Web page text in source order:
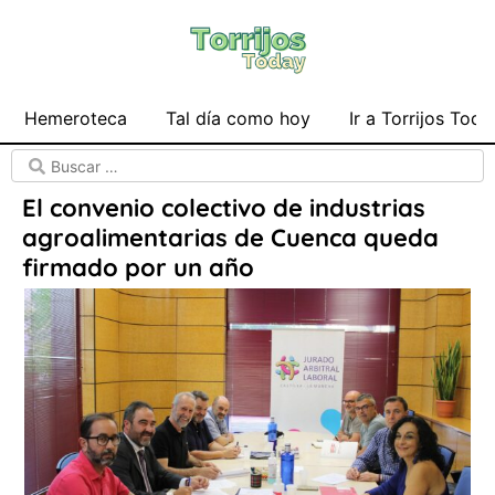
Hemeroteca Tal día como hoy Ir a Torrijos
El convenio colectivo de industrias
agroalimentarias de Cuenca queda
firmado por un año